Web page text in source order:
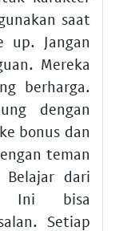
saat
up. Jangan
Mereka
berharga.
dengan
bonus dan
teman
dari
Ini bisa
Setiap